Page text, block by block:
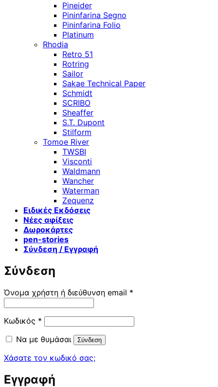
Pineider
Pininfarina Segno
Pininfarina Folio
Platinum
Rhodia
Retro 51
Rotring
Sailor
Sakae Technical Paper
Schmidt
SCRIBO
Sheaffer
S.T. Dupont
Stilform
Tomoe River
TWSBI
Visconti
Waldmann
Wancher
Waterman
Zequenz
Ειδικές Εκδόσεις
Νέες αφίξεις
Δωροκάρτες
pen-stories
Σύνδεση / Εγγραφή
Σύνδεση
Όνομα χρήστη ή διεύθυνση email *
Κωδικός * Απαιτείται
Να με θυμάσαι
Σύνδεση
Χάσατε τον κωδικό σας;
Εγγραφή